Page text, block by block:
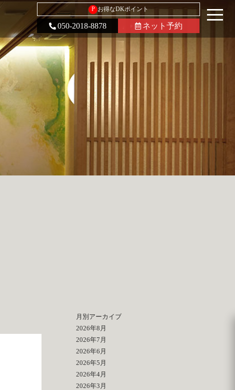
P お得なDKポイント
050-2018-8878 ネット予約
月別アーカイブ
2026年8月
2026年7月
2026年6月
2026年5月
2026年4月
2026年3月